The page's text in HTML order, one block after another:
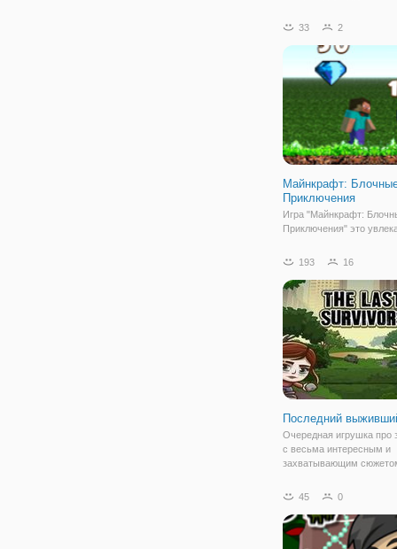
дом, хранящий
тайны, но вряд ли они
рассчитывали на такой
33 2
Майнкрафт:
Приключения
Игра "Майнкрафт:
Приключения" это
нужно уничтожать
монеты и кристаллы
уровни. Приключения
разделились на 6
193 16
Последний
Очередная игрушка про
с весьма интересным и
захватывающим
вокруг бояться и бегут от
несколько общин,
оседлый образ
45 0